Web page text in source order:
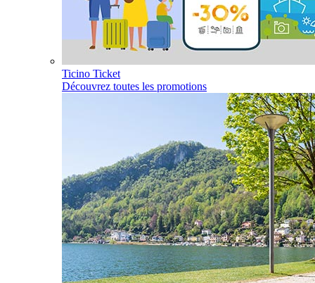
Ticino Ticket
Découvrez toutes les promotions